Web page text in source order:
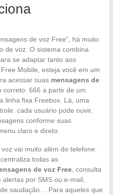
de voz Free”, há muito
de voz. O sistema combina
se adaptar tanto aos
Mobile, esteja você em um
acessar suas mensagens de
correto: 666 a partir de um
linha fixa Freebox. Lá, uma
cada usuário pode ouvir,
conforme suas
claro e direto.
vai muito além do telefone.
todas as
de voz Free, consulta
por SMS ou e-mail,
saudação… Para aqueles que